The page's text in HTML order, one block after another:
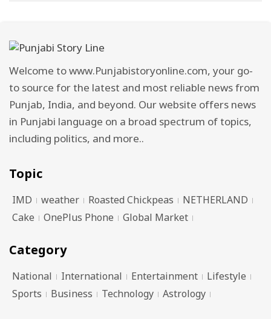
Welcome to www.Punjabistoryonline.com, your go-
to source for the latest and most reliable news from
Punjab, India, and beyond. Our website offers news
in Punjabi language on a broad spectrum of topics,
including politics, and more..
Topic
IMD weather Roasted Chickpeas
NETHERLAND
Cake
OnePlus Phone Global Market
Category
National International Entertainment
Lifestyle
Sports
Business Technology Astrology